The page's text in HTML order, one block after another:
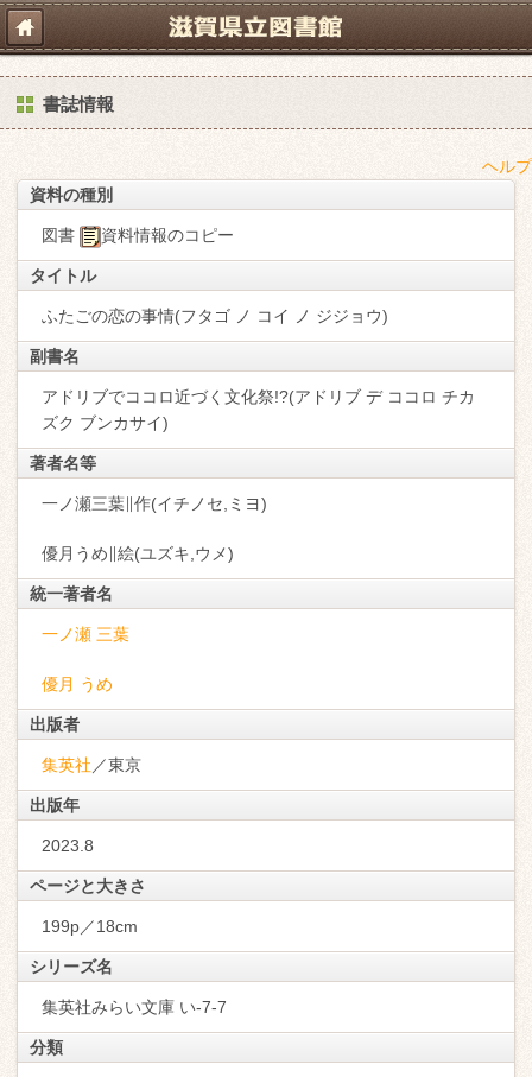
書誌情報
ヘルプ
資料の種別
図書 資料情報のコピー
タイトル
ふたごの恋の事情(フタゴ ノ コイ ノ ジジョウ)
副書名
アドリブでココロ近づく文化祭!?(アドリブ デ ココロ チカ
ズク ブンカサイ)
著者名等
一ノ瀬三葉∥作(イチノセ,ミヨ)
優月うめ∥絵(ユズキ,ウメ)
統一著者名
一ノ瀬 三葉
優月 うめ
出版者
集英社 ／東京
出版年
2023.8
ページと大きさ
199p／18cm
シリーズ名
集英社みらい文庫 い-7-7
分類